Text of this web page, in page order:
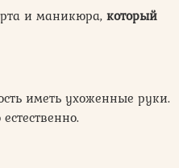
и маникюра, который
иметь ухоженные руки.